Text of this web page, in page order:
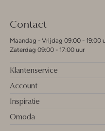
Contact
Maandag - Vrijdag 09:00 - 19:00
Zaterdag 09:00 - 17:00 uur
Klantenservice
Account
Inspiratie
Omoda